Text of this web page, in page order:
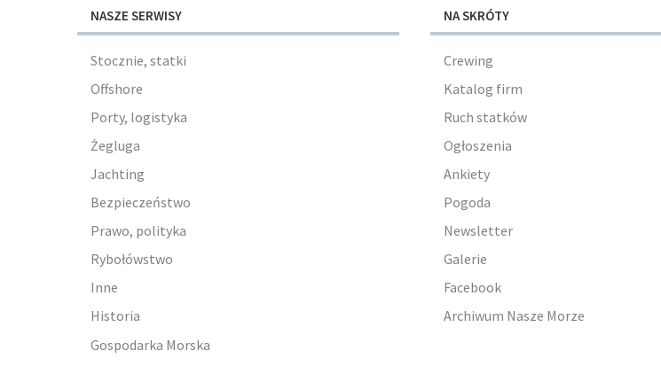
NASZE SERWISY
Stocznie, statki
Offshore
Porty, logistyka
Żegluga
Jachting
Bezpieczeństwo
Prawo, polityka
Rybołówstwo
Inne
Historia
Gospodarka Morska
NA SKRÓTY
Crewing
Katalog firm
Ruch statków
Ogłoszenia
Ankiety
Pogoda
Newsletter
Galerie
Facebook
Archiwum Nasze Morze